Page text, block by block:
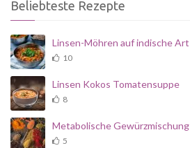
Beliebteste Rezepte
Linsen-Möhren auf indische Art
10
Linsen Kokos Tomatensuppe
8
Metabolische Gewürzmischung
5